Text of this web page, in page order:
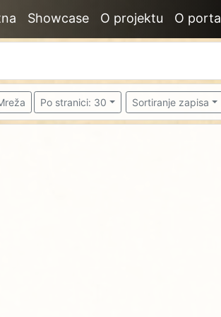
Showcase O projektu O
Po stranici: 30 Sortiranje zapisa